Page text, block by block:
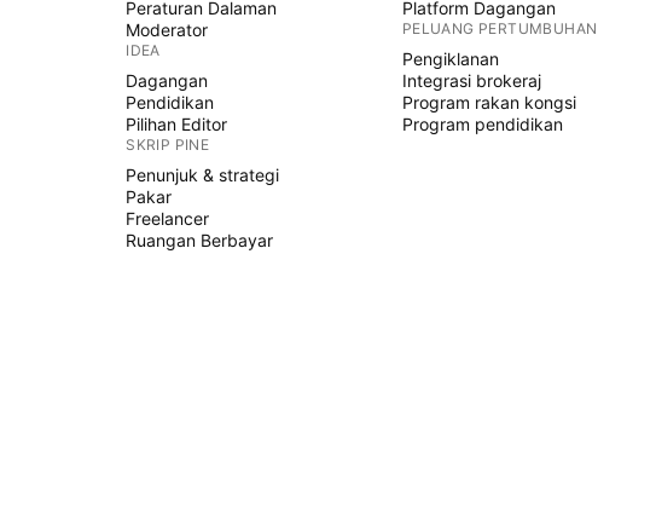
Peraturan Dalaman
Moderator
IDEA
Dagangan
Pendidikan
Pilihan Editor
SKRIP PINE
Penunjuk & strategi
Pakar
Freelancer
Ruangan Berbayar
Platform Dagangan
PELUANG PERTUMBUHAN
Pengiklanan
Integrasi brokeraj
Program rakan kongsi
Program pendidikan